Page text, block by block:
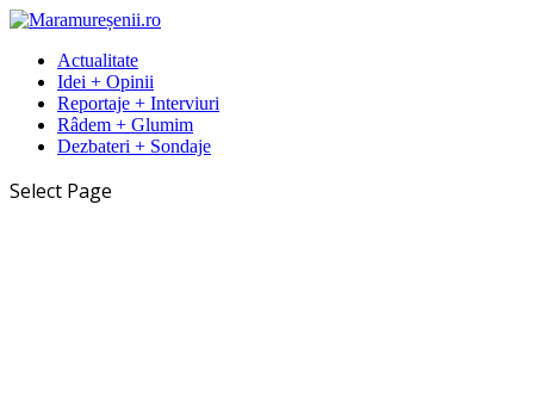
Actualitate
Idei + Opinii
Reportaje + Interviuri
Râdem + Glumim
Dezbateri + Sondaje
Select Page